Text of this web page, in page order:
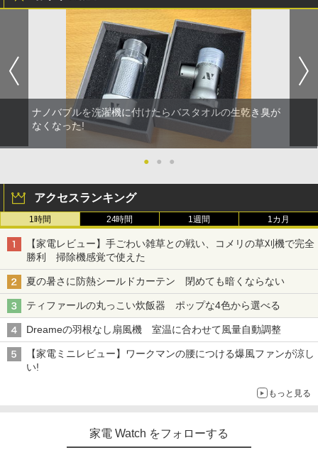
ナノバブルを洗濯機に付けたらバスタオルの生乾き臭が
なくなった!
● ● ●
アクセスランキング
1時間 24時間 1週間 1カ月
【家電レビュー】手ごわい雑草との戦い、コメリの草刈機で完全
勝利 掃除機感覚で使えた
夏の暑さに防熱シールドカーテン 閉めても暗くならない
ティファールの丸っこい炊飯器 ポップな4色から選べる
Dreameの羽根なし扇風機 室温に合わせて風量自動調整
【家電ミニレビュー】ワークマンの腰につける爆風ファンが涼し
い!
もっと見る
家電 Watch をフォローする